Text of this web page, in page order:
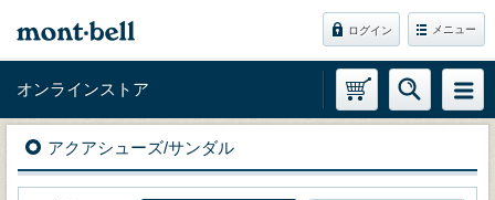
ログイン メニュー
オンラインストア
アクアシューズ/サンダル